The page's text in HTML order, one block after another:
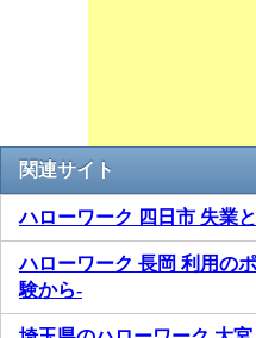
関連サイト
ハローワーク 四日市 失業
ハローワーク 長岡 利用の
験から-